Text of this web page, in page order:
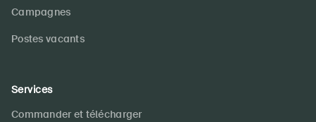
Campagnes
Postes vacants
Services
Commander et télécharger